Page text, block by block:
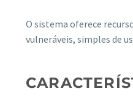
O sistema oferece
vulneráveis, simples de